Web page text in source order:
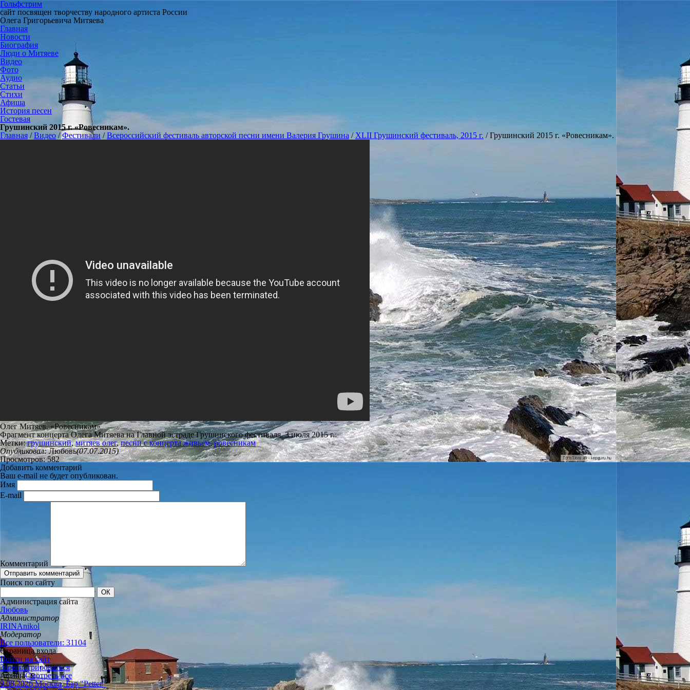
Гольфстрим
сайт посвящен творчеству народного артиста России
Олега Григорьевича Митяева
Главная
Новости
Биография
Люди о Митяеве
Видео
Фото
Аудио
Статьи
Стихи
Афиша
История песен
Гостевая
Грушинский 2015 г. «Ровесникам».
Главная /Видео /Фестивали /Всероссийский фестиваль авторской песни имени Валерия Грушина / XLII Грушинский фестиваль, 2015 г. /Грушинский 2015 г. «Ровесникам».
Олег Митяев. «Ровесникам»
Фрагмент концерта Олега Митяева на Главной эстраде Грушинского фестиваля. 3 июля 2015 г.
Метки:грушинский,митяев олег,песни с концерта живьем,ровесникам
Опубликовал:Любовь(07.07.2015)
Просмотров: 582
Добавить комментарий
Ваш e-mail не будет опубликован.
Имя
E-mail
Комментарий
Поиск по сайту
Администрация сайта
Любовь
Администратор
IRINAnikol
Модератор
Все пользователи: 31104
Страница входа
Войти на сайт
Зарегистрироваться
АфишаСмотреть все
9.08.2026 Москва, Бар "Petter"